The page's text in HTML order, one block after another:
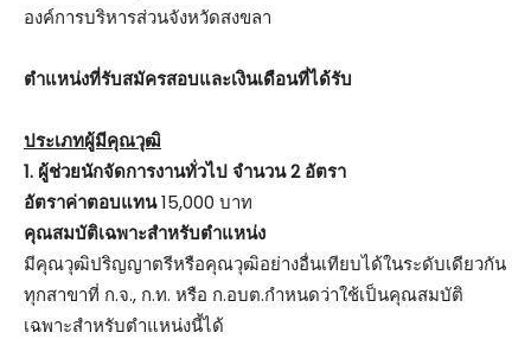
องค์การบริหารส่วนจังหวัดสงขลา
ตําแหน่งที่รับสมัครสอบและเงินเดือนที่ได้รับ
ประเภทผู้มีคุณวุฒิ
1. ผู้ช่วยนักจัดการงานทั่วไป จำนวน 2 อัตรา
อัตราค่าตอบแทน15,000 บาท
คุณสมบัติเฉพาะสำหรับตำแหน่ง
มีคุณวุฒิปริญญาตรีหรือคุณวุฒิอย่างอื่นเทียบได้ในระดับเดียวกัน
ทุกสาขาที่ ก.จ., ก.ท. หรือ ก.อบต.กำหนดว่าใช้เป็นคุณสมบัติ
เฉพาะสำหรับตำแหน่งนี้ได้